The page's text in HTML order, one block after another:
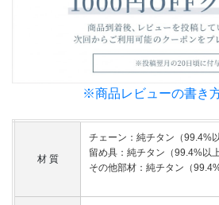
※商品レビューの書き
材 質
チェーン：純チタン（99.4%以
留め具：純チタン（99.4%以上
その他部材：純チタン（99.4%